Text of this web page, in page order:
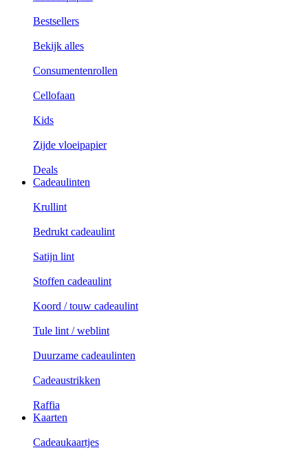
Bestsellers
Bekijk alles
Consumentenrollen
Cellofaan
Kids
Zijde vloeipapier
Deals
Cadeaulinten
Krullint
Bedrukt cadeaulint
Satijn lint
Stoffen cadeaulint
Koord / touw cadeaulint
Tule lint / weblint
Duurzame cadeaulinten
Cadeaustrikken
Raffia
Kaarten
Cadeaukaartjes